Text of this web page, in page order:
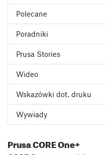
Polecane
Poradniki
Prusa Stories
Wideo
Wskazówki dot. druku
Wywiady
Prusa CORE One+